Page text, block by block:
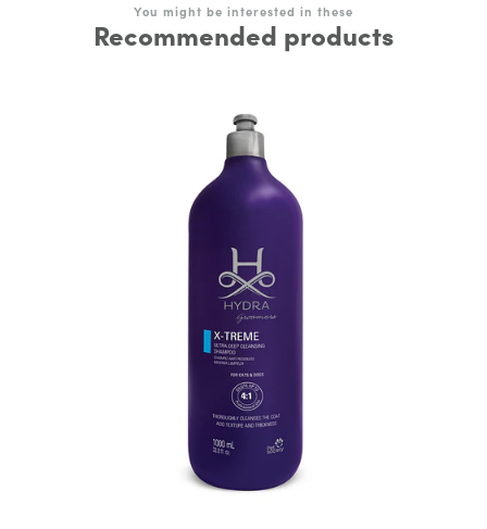
You might be interested in these
Recommended products